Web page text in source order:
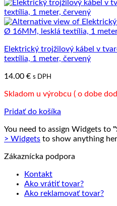
Elektrický trojžilový kábel v
textília, 1 meter, červený
14.00 € s DPH
Skladom u výrobcu ( o dobe
Pridať do košíka
You need to assign Widgets to
> Widgets to show anything
Zákaznícka podpora
Kontakt
Ako vrátiť tovar?
Ako reklamovať tovar?